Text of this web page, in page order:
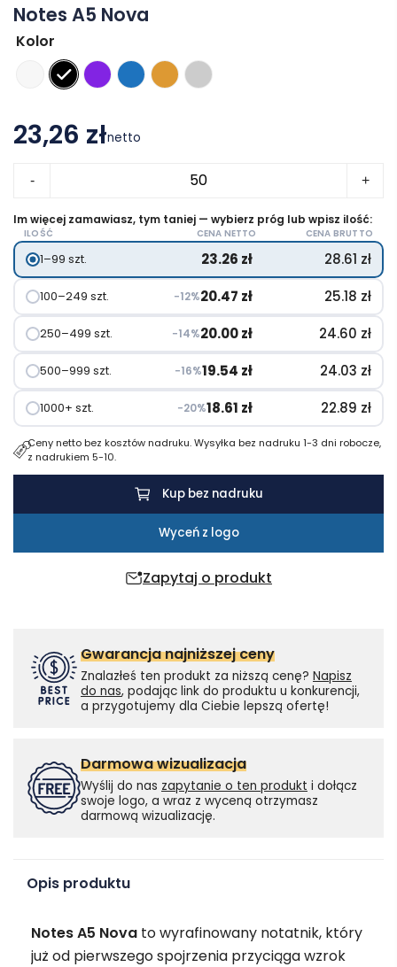
Notes A5 Nova
Kolor
23,26 złnetto
-
A5
Nova
+
Zapytaj o produkt
Im więcej zamawiasz, tym taniej — wybierz próg lub wpisz ilość:
ILOŚĆ CENA NETTO CENA BRUTTO
1–99 szt. 23.26 zł 28.61 zł
100–249 szt. −12%20.47 zł 25.18 zł
250–499 szt. −14%20.00zł 24.60 zł
500–999 szt. −16%19.54 zł 24.03 zł
1000+ szt. −20%18.61 zł 22.89 zł
Ceny netto bez kosztów nadruku. Wysyłka bez nadruku 1-3 dni robocze,
z nadrukiem 5-10.
Kup bez nadruku
Wyceń z logo
Gwarancja najniższej ceny
Znalazłeś ten produkt za niższą cenę? Napisz
do nas, podając link do produktu u konkurencji,
a przygotujemy dla Ciebie lepszą ofertę!
Darmowa wizualizacja
Wyślij do nas zapytanie o ten produkt i dołącz
swoje logo, a wraz z wyceną otrzymasz
darmową wizualizację.
Opis produktu
Notes A5 Nova to wyrafinowany notatnik, który
już od pierwszego spojrzenia przyciąga wzrok